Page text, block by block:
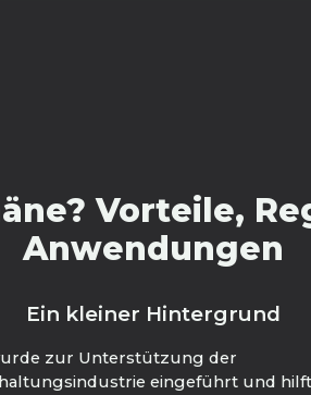
Vorteile,
Anwendungen
Ein kleiner Hintergrund
zur Unterstützung der
eingeführt und hilft